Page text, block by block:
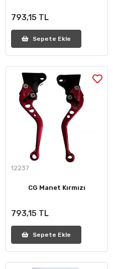
793,15 TL
Sepete Ekle
12237
CG Manet Kırmızı
793,15 TL
Sepete Ekle